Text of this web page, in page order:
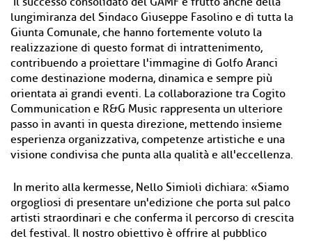
lungimiranza del Sindaco Giuseppe Fasolino e di tutta la
Giunta Comunale, che hanno fortemente voluto la
realizzazione di questo format di intrattenimento,
contribuendo a proiettare l'immagine di Golfo Aranci
come destinazione moderna, dinamica e sempre più
orientata ai grandi eventi. La collaborazione tra Cogito
Communication e R&G Music rappresenta un ulteriore
passo in avanti in questa direzione, mettendo insieme
esperienza organizzativa, competenze artistiche e una
visione condivisa che punta alla qualità e all'eccellenza.
In merito alla kermesse, Nello Simioli dichiara: «Siamo
orgogliosi di presentare un'edizione che porta sul palco
artisti straordinari e che conferma il percorso di crescita
del festival. Il nostro obiettivo è offrire al pubblico